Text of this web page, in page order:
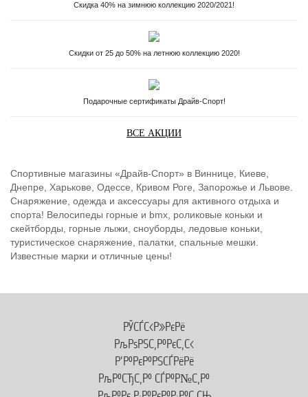
Скидка 40% на зимнюю коллекцию 2020/2021!
Скидки от 25 до 50% на летнюю коллекцию 2020!
Подарочные сертификаты Драйв-Спорт!
ВСЕ АКЦИИ
Спортивные магазины «Драйв-Спорт» в Виннице, Киеве,
Днепре, Харькове, Одессе, Кривом Роге, Запорожье и Львове.
Снаряжение, одежда и аксессуары для активного отдыха и
спорта! Велосипеды горные и bmx, роликовые коньки и
скейтборды, горные лыжи, сноуборды, ледовые коньки,
туристическое снаряжение, палатки, спальные мешки.
Известные марки и отличные цены!
РЎСЃС‹Р»РєРё
РљРѕРЅС‚Р°РєС‚С‹
Р’Р°РєР°РЅСЃРёРё
РљР°СЂС‚Р° СЃР°Р№С‚Р°